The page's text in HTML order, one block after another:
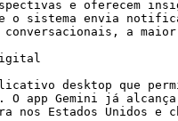
e oferecem
o sistema envia
a maior
desktop que
O app Gemini já
Estados Unidos e